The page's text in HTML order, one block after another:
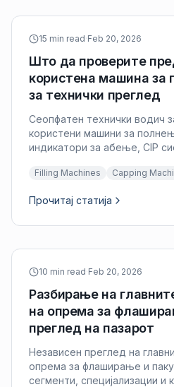
15 min read·Feb 20, 2026
Што да проверите
користена машина за
за технички преглед
Сеопфатен технички водич
користени машини за
индикатори за абење, CIP
Filling Machines Capping
Прочитај статија
10 min read·Feb 20, 2026
Разбирање на
на опрема за
преглед на пазарот
Независен преглед на
опрема за флаширање и
сегменти, специјализации и